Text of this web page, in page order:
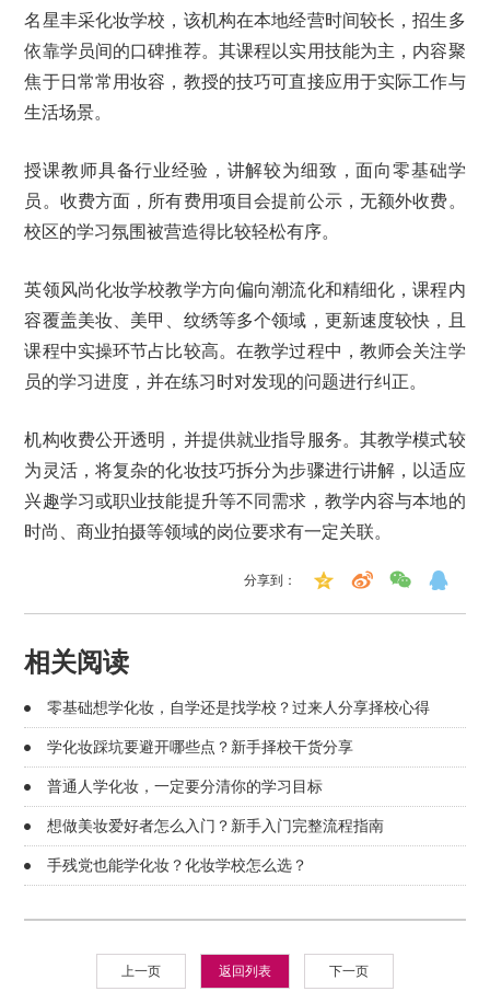
名星丰采化妆学校，该机构在本地经营时间较长，招生多
依靠学员间的口碑推荐。其课程以实用技能为主，内容聚
焦于日常常用妆容，教授的技巧可直接应用于实际工作与
生活场景。
授课教师具备行业经验，讲解较为细致，面向零基础学
员。收费方面，所有费用项目会提前公示，无额外收费。
校区的学习氛围被营造得比较轻松有序。
英领风尚化妆学校教学方向偏向潮流化和精细化，课程内
容覆盖美妆、美甲、纹绣等多个领域，更新速度较快，且
课程中实操环节占比较高。在教学过程中，教师会关注学
员的学习进度，并在练习时对发现的问题进行纠正。
机构收费公开透明，并提供就业指导服务。其教学模式较
为灵活，将复杂的化妆技巧拆分为步骤进行讲解，以适应
兴趣学习或职业技能提升等不同需求，教学内容与本地的
时尚、商业拍摄等领域的岗位要求有一定关联。
分享到：
相关阅读
零基础想学化妆，自学还是找学校？过来人分享择校心得
学化妆踩坑要避开哪些点？新手择校干货分享
普通人学化妆，一定要分清你的学习目标
想做美妆爱好者怎么入门？新手入门完整流程指南
手残党也能学化妆？化妆学校怎么选？
上一页 返回列表 下一页